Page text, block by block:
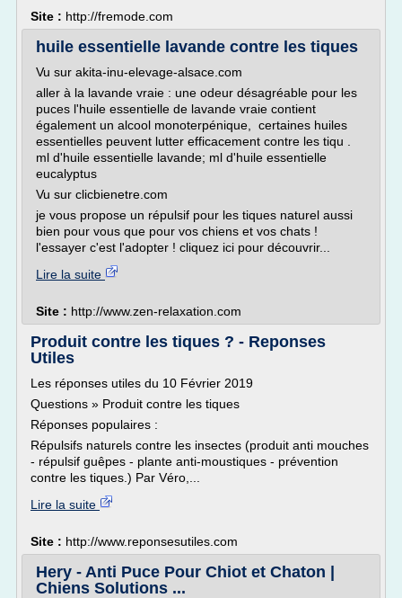
Site : http://fremode.com
huile essentielle lavande contre les tiques
Vu sur akita-inu-elevage-alsace.com
aller à la lavande vraie : une odeur désagréable pour les
puces l'huile essentielle de lavande vraie contient
également un alcool monoterpénique, certaines huiles
essentielles peuvent lutter efficacement contre les tiqu .
ml d'huile essentielle lavande; ml d'huile essentielle
eucalyptus
Vu sur clicbienetre.com
je vous propose un répulsif pour les tiques naturel aussi
bien pour vous que pour vos chiens et vos chats !
l'essayer c'est l'adopter ! cliquez ici pour découvrir...
Lire la suite
Site : http://www.zen-relaxation.com
Produit contre les tiques ? - Reponses
Utiles
Les réponses utiles du 10 Février 2019
Questions » Produit contre les tiques
Réponses populaires :
Répulsifs naturels contre les insectes (produit anti mouches
- répulsif guêpes - plante anti-moustiques - prévention
contre les tiques.) Par Véro,...
Lire la suite
Site : http://www.reponsesutiles.com
Hery - Anti Puce Pour Chiot et Chaton |
Chiens Solutions ...